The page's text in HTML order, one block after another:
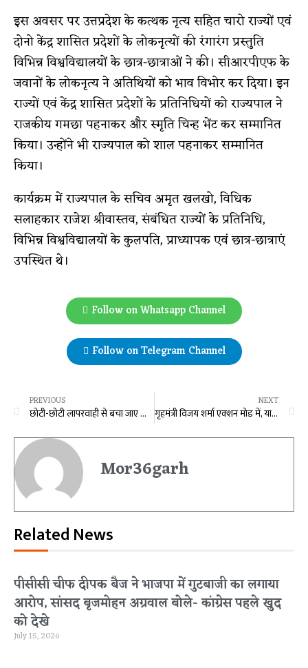
इस अवसर पर उत्तप्रदेश के कत्थक नृत्य सहित चारो राज्यों एवं
दोनो केंद्र शासित प्रदेशों के लोकनृत्यों की रंगारंग प्रस्तुति
विभिन्न विश्वविद्यालयों के छात्र-छात्राओं ने की। सीआरपीएफ के
जवानों के लोकनृत्य ने अतिथियों को भाव विभोर कर दिया। इन
राज्यों एवं केंद्र शासित प्रदेशों के प्रतिनिधियों को राज्यपाल ने
राजकीय गमछा पहनाकर और स्मृति चिन्ह भेंट कर सम्मानित
किया। उन्होंने भी राज्यपाल को शाल पहनाकर सम्मानित
किया।
कार्यक्रम में राज्यपाल के सचिव अमृत खलखो, विधिक
सलाहकार राजेश श्रीवास्तव, संबंधित राज्यों के प्रतिनिधि,
विभिन्न विश्वविद्यालयों के कुलपति, प्राध्यापक एवं छात्र-छात्राएं
उपस्थित थे।
Follow on Whatsapp Channel
Follow on Telegram Channel
PREVIOUS
छोटी-छोटी लापरवाही से बचा जाए तो, बच जाएंगे अनमोल जीवन : मुख्यमंत्री विष्णु देव साय
NEXT
गृहमंत्री विजय शर्मा एक्शन मोड में, यात्रियों से बदसलूकी करने वाले टैक्सी ड्राइवर जाएंगे जेल
Mor36garh
Related News
पीसीसी चीफ दीपक बैज ने भाजपा में गुटबाजी का लगाया
आरोप, सांसद बृजमोहन अग्रवाल बोले- कांग्रेस पहले खुद
को देखे
July 15, 2026